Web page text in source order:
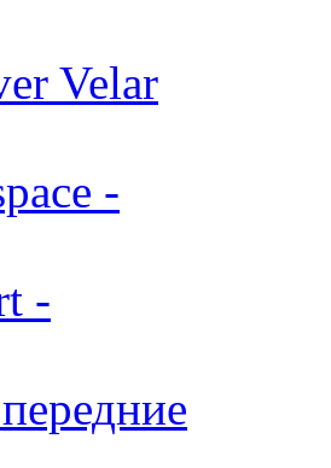
Velar
-
-